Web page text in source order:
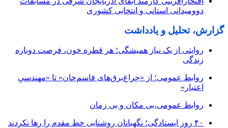
دوومیدانی استانی و انتخابی کشوری
گزارش، تحلیل و یادداشت
روایتی از یک نیاز همیشگی؛ هر قطره خون، فرصت دوباره
زندگی
روابط عمومی؛ از «چراغ‌برق‌های قاسم‌خان» تا «مهندسیِ
اعتبار»
روابط عمومی،بی مکان و بی زمان
۴۰ روز ایستادگی؛ نگهبانان روشنایی خط مقدم را رها نکردند